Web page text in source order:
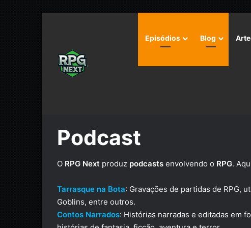
Episódios Blog
Podcast
O RPG Next produz podcasts envolvendo o RPG.
Tarrasque na Bota: Gravações de partidas de RPG,
Goblins, entre outros.
Contos Narrados: Histórias narradas e editadas em